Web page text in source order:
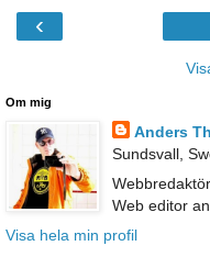
‹
Om mig
Anders
Sundsvall,
Web editor
Visa hela min profil